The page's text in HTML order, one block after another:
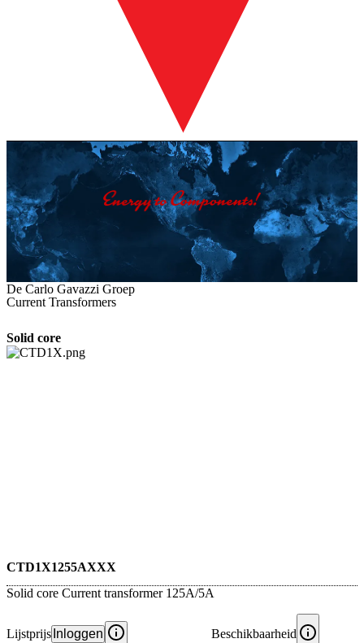
De Carlo Gavazzi Groep
Current Transformers
Solid core
CTD1X1255AXXX
Solid core Current transformer 125A/5A
Lijstprijs Inloggen Beschikbaarheid